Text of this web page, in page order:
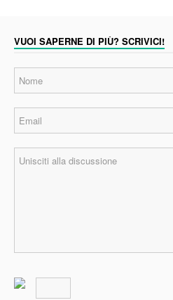
VUOI SAPERNE DI PIÙ? SCRIVICI!